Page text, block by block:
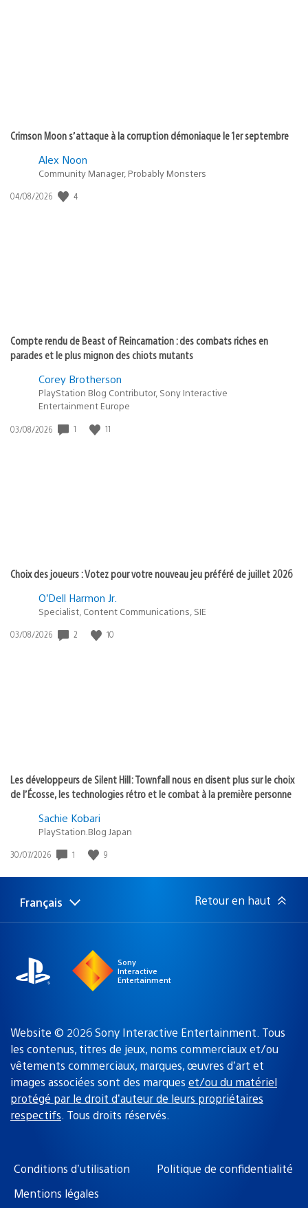
Crimson Moon s’attaque à la corruption démoniaque le 1er septembre
Alex Noon
Community Manager, Probably Monsters
Date
04/08/2026 4
Compte rendu de Beast of Reincarnation : des combats riches en
parades et le plus mignon des chiots mutants
Corey Brotherson
PlayStation Blog Contributor, Sony Interactive
Entertainment Europe
Date
03/08/2026 1 11
Choix des joueurs : Votez pour votre nouveau jeu préféré de juillet 2026
O’Dell Harmon Jr.
Specialist, Content Communications, SIE
Date
03/08/2026 2 10
Les développeurs de Silent Hill: Townfall nous en disent plus sur le choix
de l’Écosse, les technologies rétro et le combat à la première personne
Sachie Kobari
PlayStation.Blog Japan
Date
publication
30/07/2026 1 9
Choisir
une
Région
actuelle
Français Retour en haut
Sony
Interactive
Entertainment
Website © 2026 Sony Interactive Entertainment. Tous
les contenus, titres de jeux, noms commerciaux et/ou
vêtements commerciaux, marques, œuvres d’art et
images associées sont des marques et/ou du matériel
protégé par le droit d’auteur de leurs propriétaires
respectifs. Tous droits réservés.
Conditions d’utilisation
Politique de confidentialité
Mentions légales